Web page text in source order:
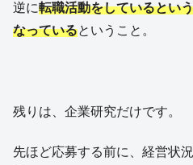
逆に転職活動をしているとい
なっているということ。
残りは、企業研究だけです。
先ほど応募する前に、経営状